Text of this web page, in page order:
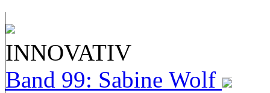
INNOVATIV
Band 99: Sabine Wolf